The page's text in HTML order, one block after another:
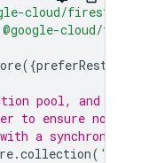
cloud/firestore'
cloud/
({preferRest
pool, and
to ensure no
a synchronous
.collection(